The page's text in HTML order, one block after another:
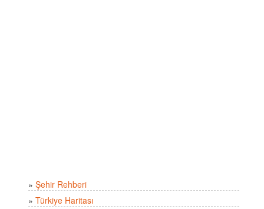
» Şehir Rehberi
» Türkiye Haritası